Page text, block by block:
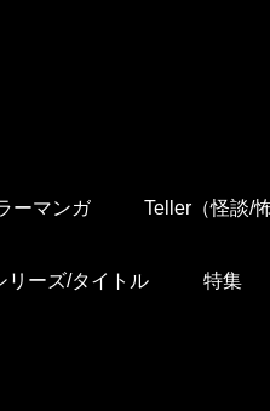
ーマンガ Teller（怪談/
リーズ/タイトル 特集